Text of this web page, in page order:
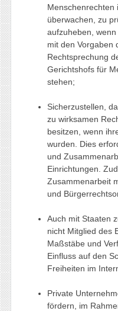
Menschenrechten
überwachen, zu
aufzuheben,
mit den Vorgaben
Rechtsprechung
Gerichtshofs für
stehen;
Sicherzustellen,
zu wirksamen
besitzen, wenn
wurden. Dies
und
Einrichtungen.
Zusammenarbeit
und
Auch mit Staaten
nicht Mitglied des
Maßstäbe und
Einfluss auf den
Freiheiten im
Private
fördern, im